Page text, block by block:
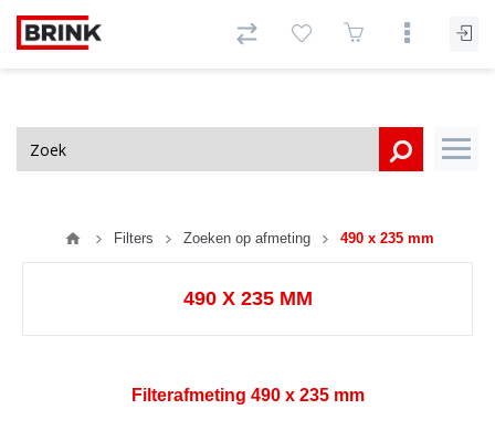
Filters Zoeken op afmeting 490 x 235 mm
490 X 235 MM
Filterafmeting 490 x 235 mm